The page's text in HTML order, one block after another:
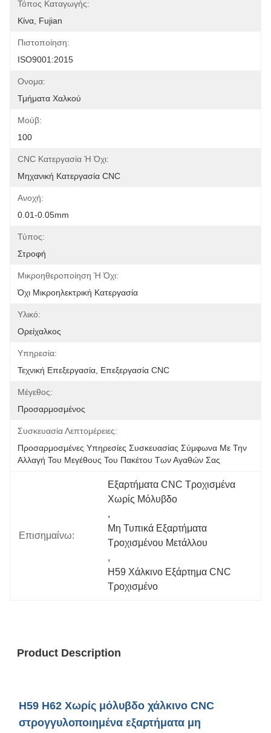
Τόπος Καταγωγής:
Κίνα, Fujian
Πιστοποίηση:
ISO9001:2015
Ονομα:
Τμήματα Χαλκού
Μούβ:
100
CNC Κατεργασία Ή Όχι:
Μηχανική Κατεργασία CNC
Ανοχή:
0.01-0.05mm
Τύπος:
Στροφή
Μικροηθεροποίηση Ή Όχι:
Όχι Μικροηλεκτρική Κατεργασία
Υλικό:
Ορείχαλκος
Υπηρεσία:
Τεχνική Επεξεργασία, Επεξεργασία CNC
Μέγεθος:
Προσαρμοσμένος
Συσκευασία Λεπτομέρειες:
Προσαρμοσμένες Υπηρεσίες Συσκευασίας Σύμφωνα Με Την
Αλλαγή Του Μεγέθους Του Πακέτου Των Αγαθών Σας
Επισημαίνω:
Εξαρτήματα CNC Τροχισμένα
Χωρίς Μόλυβδο
,
Μη Τυπικά Εξαρτήματα
Τροχισμένου Μετάλλου
,
H59 Χάλκινο Εξάρτημα CNC
Τροχισμένο
Product Description
H59 H62 Χωρίς μόλυβδο χάλκινο CNC
στρογγυλοποιημένα εξαρτήματα μη